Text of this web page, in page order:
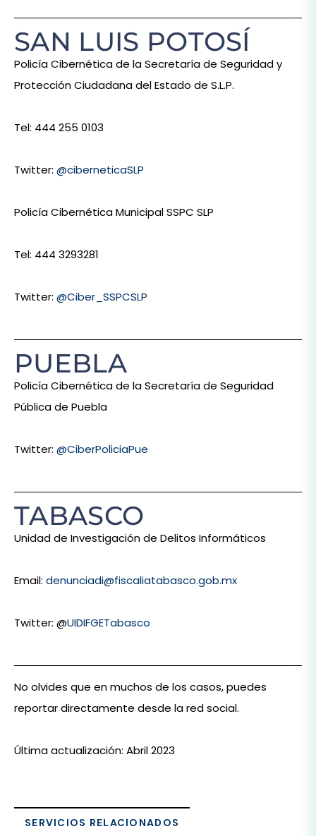
SAN LUIS POTOSÍ
Policía Cibernética de la Secretaría de Seguridad y
Protección Ciudadana del Estado de S.L.P.
Tel: 444 255 0103
Twitter: @ciberneticaSLP
Policía Cibernética Municipal SSPC SLP
Tel: 444 3293281
Twitter: @Ciber_SSPCSLP
PUEBLA
Policía Cibernética de la Secretaría de Seguridad
Pública de Puebla
Twitter: @CiberPoliciaPue
TABASCO
Unidad de Investigación de Delitos Informáticos
Email: denunciadi@fiscaliatabasco.gob.mx
Twitter: @UIDIFGETabasco
No olvides que en muchos de los casos, puedes
reportar directamente desde la red social.
Última actualización: Abril 2023
SERVICIOS RELACIONADOS